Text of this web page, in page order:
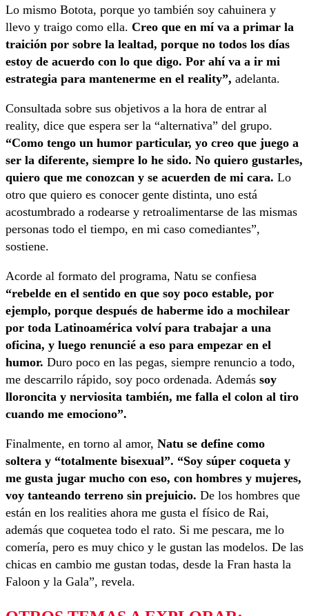
Lo mismo Botota, porque yo también soy cahuinera y
llevo y traigo como ella. Creo que en mí va a primar la
traición por sobre la lealtad, porque no todos los días
estoy de acuerdo con lo que digo. Por ahí va a ir mi
estrategia para mantenerme en el reality”, adelanta.
Consultada sobre sus objetivos a la hora de entrar al
reality, dice que espera ser la “alternativa” del grupo.
“Como tengo un humor particular, yo creo que juego a
ser la diferente, siempre lo he sido. No quiero gustarles,
quiero que me conozcan y se acuerden de mi cara. Lo
otro que quiero es conocer gente distinta, uno está
acostumbrado a rodearse y retroalimentarse de las mismas
personas todo el tiempo, en mi caso comediantes”,
sostiene.
Acorde al formato del programa, Natu se confiesa
“rebelde en el sentido en que soy poco estable, por
ejemplo, porque después de haberme ido a mochilear
por toda Latinoamérica volví para trabajar a una
oficina, y luego renuncié a eso para empezar en el
humor. Duro poco en las pegas, siempre renuncio a todo,
me descarrilo rápido, soy poco ordenada. Además soy
lloroncita y nerviosita también, me falla el colon al tiro
cuando me emociono”.
Finalmente, en torno al amor, Natu se define como
soltera y “totalmente bisexual”. “Soy súper coqueta y
me gusta jugar mucho con eso, con hombres y mujeres,
voy tanteando terreno sin prejuicio. De los hombres que
están en los realities ahora me gusta el físico de Rai,
además que coquetea todo el rato. Si me pescara, me lo
comería, pero es muy chico y le gustan las modelos. De las
chicas en cambio me gustan todas, desde la Fran hasta la
Faloon y la Gala”, revela.